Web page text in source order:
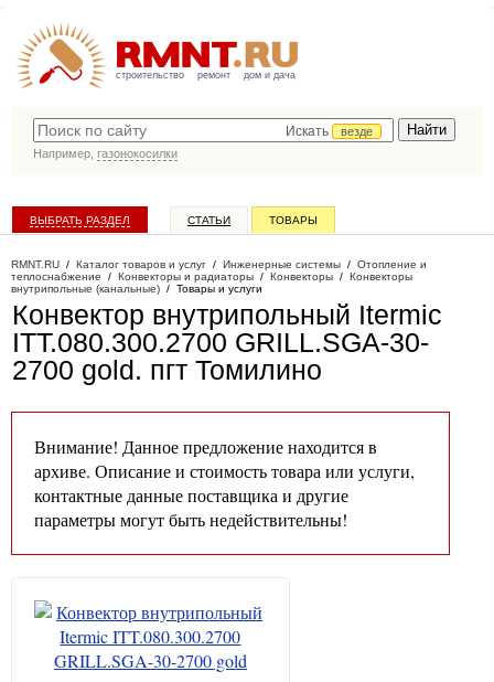
строительство ремонт дом и дача
Искать
везде
Например, газонокосилки
ВЫБРАТЬ РАЗДЕЛ СТАТЬИ ТОВАРЫ
RMNT.RU / Каталог товаров и услуг / Инженерные системы / Отопление и
теплоснабжение / Конвекторы и радиаторы / Конвекторы / Конвекторы
внутрипольные (канальные) / Товары и услуги
Конвектор внутрипольный Itermic
ITT.080.300.2700 GRILL.SGA-30-
2700 gold. пгт Томилино
Внимание! Данное предложение находится в
архиве. Описание и стоимость товара или услуги,
контактные данные поставщика и другие
параметры могут быть недействительны!